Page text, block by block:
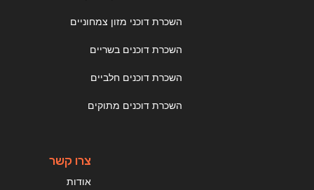
השכרת דוכני מזון צמחוניים
השכרת דוכנים בשריים
השכרת דוכנים חלביים
השכרת דוכנים מתוקים
צרו קשר
אודות